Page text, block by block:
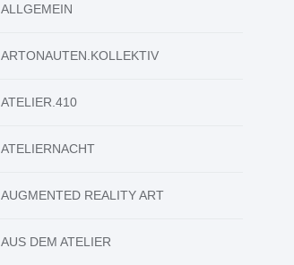
ALLGEMEIN
ARTONAUTEN.KOLLEKTIV
ATELIER.410
ATELIERNACHT
AUGMENTED REALITY ART
AUS DEM ATELIER